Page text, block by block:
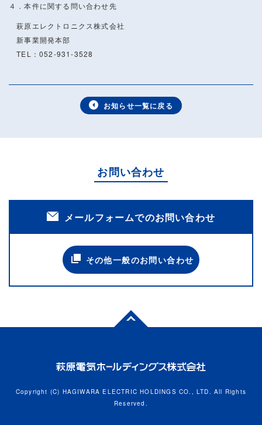
４．本件に関する問い合わせ先
萩原エレクトロニクス株式会社
新事業開発本部
TEL：052-931-3528
お知らせ一覧に戻る
お問い合わせ
メールフォームでのお問い合わせ
その他一般のお問い合わせ
Copyright (C) HAGIWARA ELECTRIC HOLDINGS CO., LTD. All Rights
Reserved.